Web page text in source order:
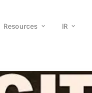
Resources IR